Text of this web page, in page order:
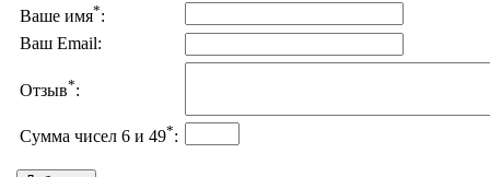
Ваше имя*:
Ваш Email:
Отзыв*:
Сумма чисел 6 и 49*: